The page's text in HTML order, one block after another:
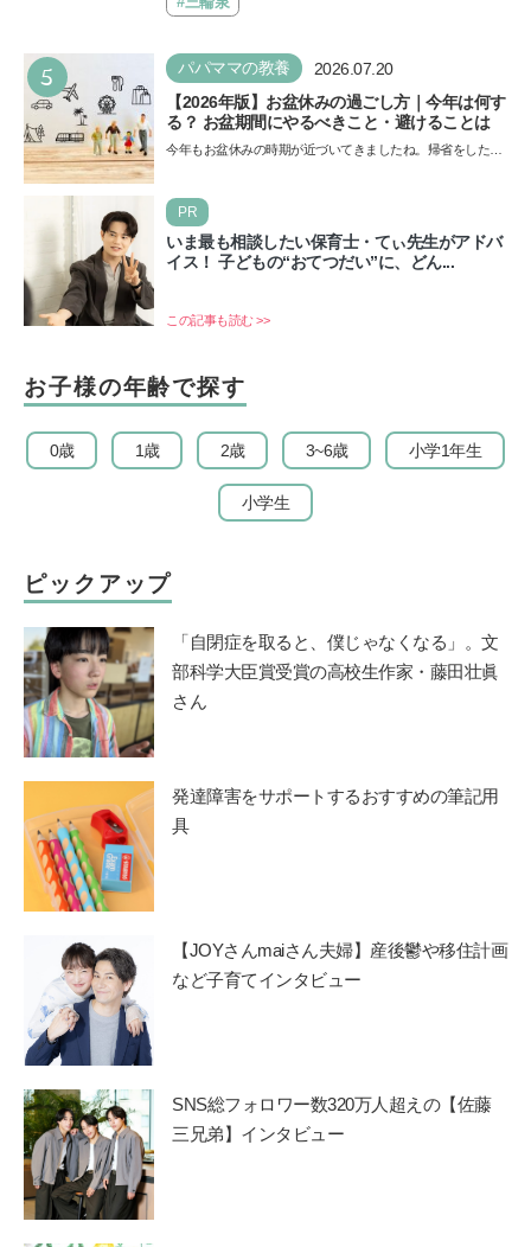
5 パパママの教養 2026.07.20
【2026年版】お盆休みの過ごし方｜今年は何す
る？ お盆期間にやるべきこと・避けることは
今年もお盆休みの時期が近づいてきましたね。帰省をした
が、…
PR
いま最も相談したい保育士・てぃ先生がアドバ
イス！ 子どもの“おてつだい”に、どん...
この記事も読む >>
お子様の年齢で探す
0歳 1歳 2歳 3~6歳 小学1年生
小学生
ピックアップ
「自閉症を取ると、僕じゃなくなる」。文
部科学大臣賞受賞の高校生作家・藤田壮眞
さん
発達障害をサポートするおすすめの筆記用
具
【JOYさんmaiさん夫婦】産後鬱や移住計画
など子育てインタビュー
SNS総フォロワー数320万人超えの【佐藤
三兄弟】インタビュー